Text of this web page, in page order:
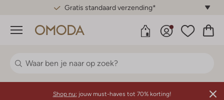
Gratis standaard verzending*
Menu
Shop nu: jouw must-haves tot 70% korting!